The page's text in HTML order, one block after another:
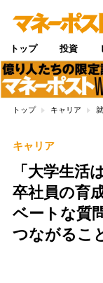
トップ 投資
トップ キャリア
キャリア
「大学生活
卒社員の育
ベートな質
つながるこ